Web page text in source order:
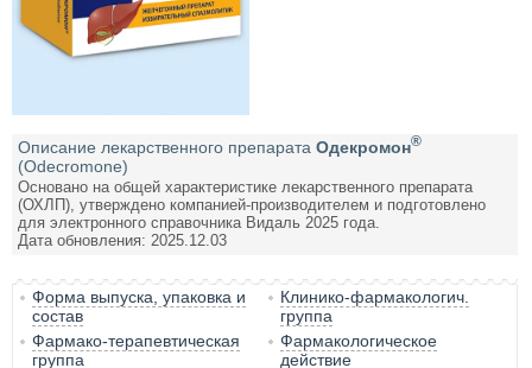
Описание лекарственного препарата Одекромон®
(Odecromone)
Основано на общей характеристике лекарственного препарата
(ОХЛП), утверждено компанией-производителем и подготовлено
для электронного справочника Видаль 2025 года.
Дата обновления: 2025.12.03
Форма выпуска, упаковка и
состав
Клинико-фармакологич.
группа
Фармако-терапевтическая
группа
Фармакологическое
действие